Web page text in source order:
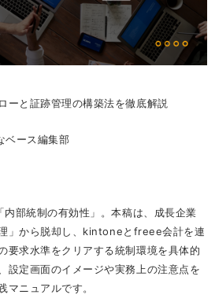
ーと証跡管理の構築法を徹底解説
ベース編集部
内部統制の有効性」。本稿は、成長企業
」から脱却し、kintoneとfreee会計を連
要求水準をクリアする統制環境を具体的
設定画面のイメージや実務上の注意点を
マニュアルです。